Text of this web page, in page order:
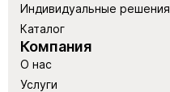
Индивидуальные решения
Каталог
Компания
О нас
Услуги